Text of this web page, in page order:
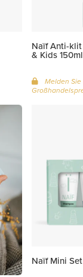
Naïf Anti-
& Kids 150ml
Melden
Naïf Mini Set